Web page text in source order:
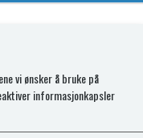
1152
vi ønsker å bruke på
informasjonkapsler